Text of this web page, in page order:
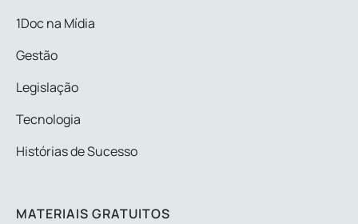
1Doc na Mídia
Gestão
Legislação
Tecnologia
Histórias de Sucesso
MATERIAIS GRATUITOS